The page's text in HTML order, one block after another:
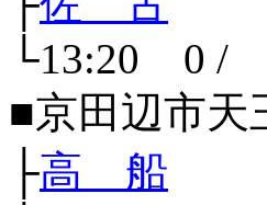
└13:20 0 /
■京田辺市天
├高 船